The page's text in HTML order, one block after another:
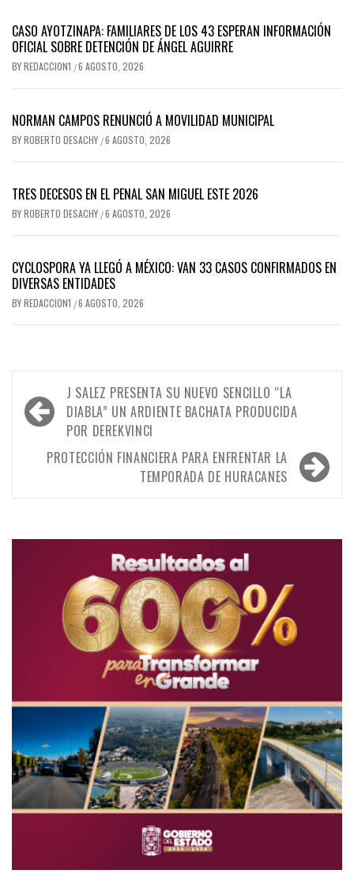
CASO AYOTZINAPA: FAMILIARES DE LOS 43 ESPERAN INFORMACIÓN
OFICIAL SOBRE DETENCIÓN DE ÁNGEL AGUIRRE
BYREDACCION1 /6 AGOSTO, 2026
NORMAN CAMPOS RENUNCIÓ A MOVILIDAD MUNICIPAL
BYROBERTO DESACHY /6 AGOSTO, 2026
TRES DECESOS EN EL PENAL SAN MIGUEL ESTE 2026
BYROBERTO DESACHY /6 AGOSTO, 2026
CYCLOSPORA YA LLEGÓ A MÉXICO: VAN 33 CASOS CONFIRMADOS EN
DIVERSAS ENTIDADES
BYREDACCION1 /6 AGOSTO, 2026
Navegación
de
entradas
J SALEZ PRESENTA SU NUEVO SENCILLO “LA
DIABLA” UN ARDIENTE BACHATA PRODUCIDA
POR DEREKVINCI
PROTECCIÓN FINANCIERA PARA ENFRENTAR LA
TEMPORADA DE HURACANES